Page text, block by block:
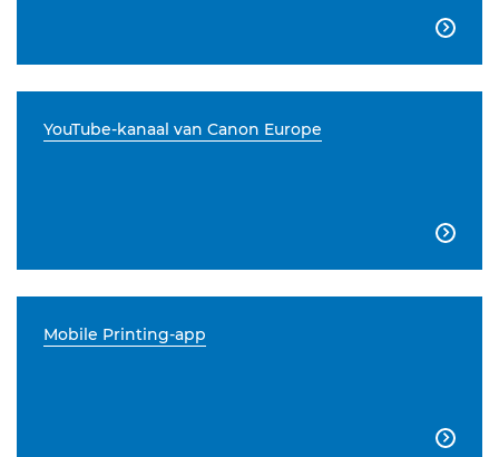

YouTube-kanaal van Canon Europe

Mobile Printing-app
